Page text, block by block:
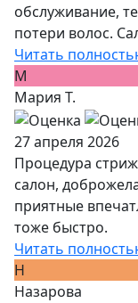
обслуживание,
потери волос.
Читать
М
Мария Т.
27 апреля 2026
Процедура
салон,
приятные
тоже быстро.
Читать
Н
Назарова